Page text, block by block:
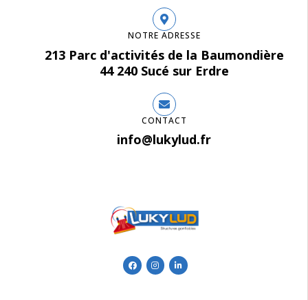
NOTRE ADRESSE
213 Parc d'activités de la Baumondière
44 240 Sucé sur Erdre
CONTACT
info@lukylud.fr